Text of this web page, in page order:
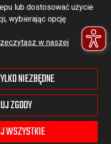
z o. o.
lub dostosować użycie
wybierając opcję
w naszej
NIEZBĘDNE
ZGODY
WSZYSTKIE